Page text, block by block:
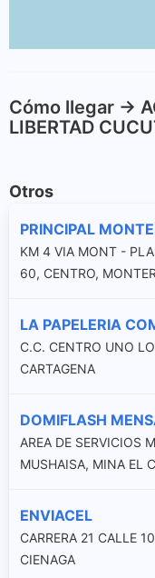
Cómo llegar ->
LIBERTAD
Otros
PRINCIPAL
KM 4 VIA MONT -
60, CENTRO,
LA PAPELERIA
C.C. CENTRO UNO
CARTAGENA
DOMIFLASH
AREA DE SERVICIOS
MUSHAISA, MINA EL
ENVIACEL
CARRERA 21 CALLE
CIENAGA